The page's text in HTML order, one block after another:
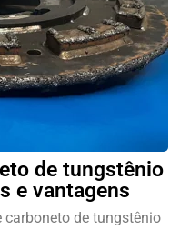
de tungstênio
e vantagens
carboneto de tungstênio